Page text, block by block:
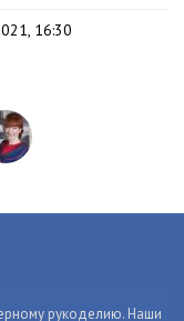
16:30
рукоделию. Наши